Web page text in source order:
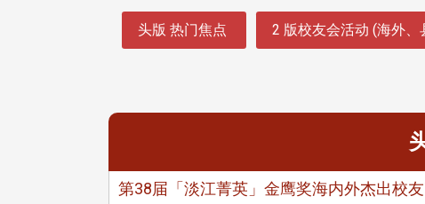
头版 热门焦点 2 版校友会活动 (海外、
第38届「淡江菁英」金鹰奖海内外杰出校